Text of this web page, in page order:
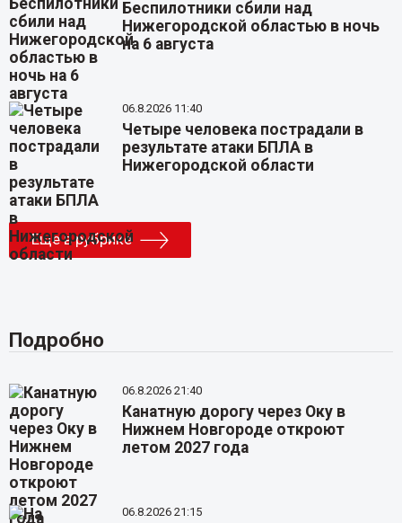
Беспилотники сбили над
Нижегородской областью в ночь
на 6 августа
06.8.2026 11:40
Четыре человека пострадали в
результате атаки БПЛА в
Нижегородской области
Еще в рубрике
Подробно
06.8.2026 21:40
Канатную дорогу через Оку в
Нижнем Новгороде откроют
летом 2027 года
06.8.2026 21:15